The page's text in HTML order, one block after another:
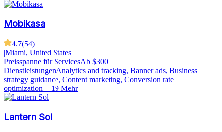
Mobikasa
4.7(54)
|Miami, United States
Preisspanne für ServicesAb $300
DienstleistungenAnalytics and tracking, Banner ads, Business
strategy guidance, Content marketing, Conversion rate
optimization + 19 Mehr
Lantern Sol